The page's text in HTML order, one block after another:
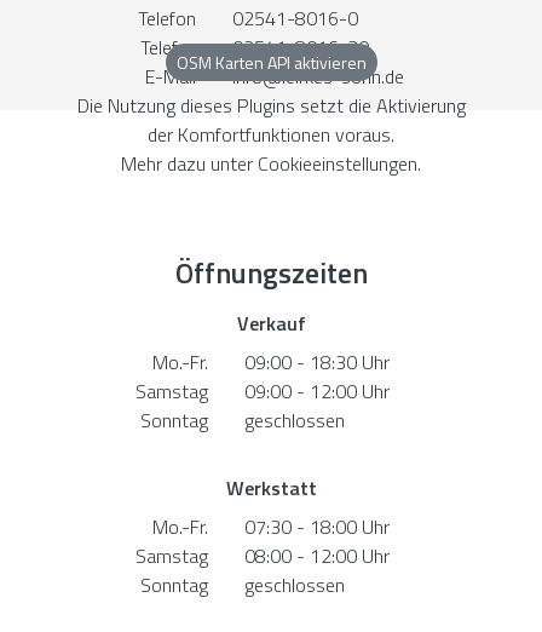
Telefon
Telefax
E-Mail
02541-8016-0
02541-8016-20
info@leifkes-sohn.de
OSM Karten API aktivieren
Die Nutzung dieses Plugins setzt die Aktivierung
der Komfortfunktionen voraus.
Mehr dazu unter Cookieeinstellungen.
Öffnungszeiten
Verkauf
Mo.-Fr.
09:00 - 18:30 Uhr
Samstag
09:00 - 12:00 Uhr
Sonntag
geschlossen
Werkstatt
Mo.-Fr.
07:30 - 18:00 Uhr
Samstag
08:00 - 12:00 Uhr
Sonntag
geschlossen